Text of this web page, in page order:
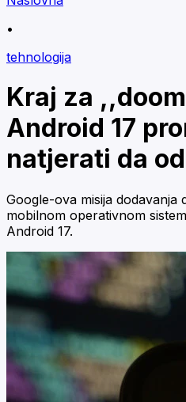
•
tehnologija
Kraj za
Android 17
natjerati da
Google-ova misija dodavanja
mobilnom operativnom
Android 17.